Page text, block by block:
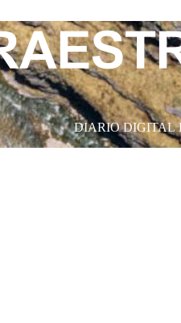
DIARIO DIGITAL